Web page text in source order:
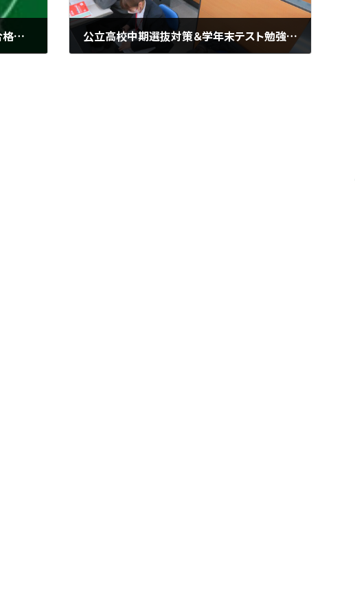
令和５年度京都府公立高校前期選抜合格速報 ＠城陽市寺田にある個別指導塾 勉楽個別 公立高校中期選抜対策＆学年末テスト勉強会 ＠城陽市寺田にある個別指導塾 勉楽個別